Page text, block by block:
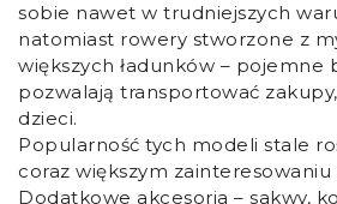
sobie nawet w trudniejszych
natomiast rowery stworzone z
większych ładunków – pojemne
pozwalają transportować
dzieci.
Popularność tych modeli stale
coraz większym
Dodatkowe akcesoria – sakwy,